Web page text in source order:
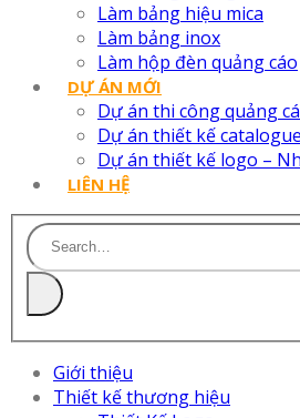
Làm bảng hiệu mica
Làm bảng inox
Làm hộp đèn quảng cáo
DỰ ÁN MỚI
Dự án thi công quảng
Dự án thiết kế
Dự án thiết kế logo –
LIÊN HỆ
Giới thiệu
Thiết kế thương hiệu